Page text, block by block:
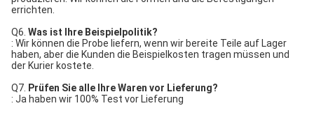
errichten.
Q6. Was ist Ihre Beispielpolitik?
: Wir können die Probe liefern, wenn wir bereite Teile auf Lager
haben, aber die Kunden die Beispielkosten tragen müssen und
der Kurier kostete.
Q7. Prüfen Sie alle Ihre Waren vor Lieferung?
: Ja haben wir 100% Test vor Lieferung